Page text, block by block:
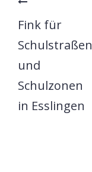
Fink für
Schulstraßen
und
Schulzonen
in Esslingen